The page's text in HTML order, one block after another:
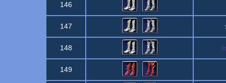
146
147
148
149